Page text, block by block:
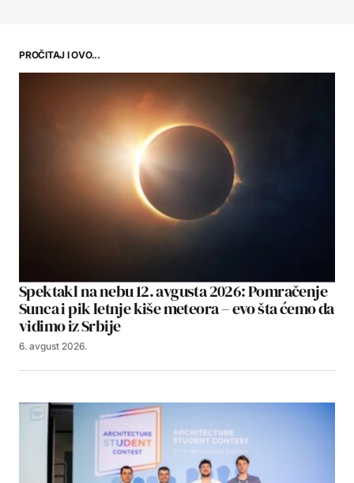
PROČITAJ I OVO...
Spektakl na nebu 12. avgusta 2026: Pomračenje
Sunca i pik letnje kiše meteora – evo šta ćemo da
vidimo iz Srbije
6. avgust 2026.